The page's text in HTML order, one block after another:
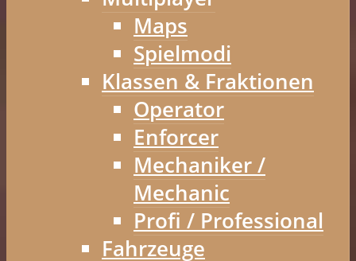
Maps
Spielmodi
Klassen & Fraktionen
Operator
Enforcer
Mechaniker /
Mechanic
Profi / Professional
Fahrzeuge